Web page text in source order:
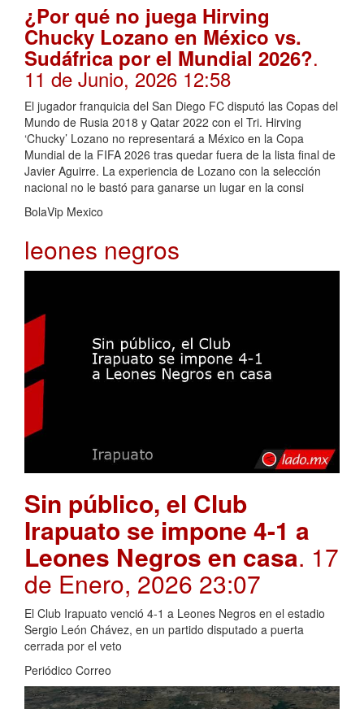
¿Por qué no juega Hirving
Chucky Lozano en México vs.
Sudáfrica por el Mundial 2026?.
11 de Junio, 2026 12:58
El jugador franquicia del San Diego FC disputó las Copas del
Mundo de Rusia 2018 y Qatar 2022 con el Tri. Hirving
‘Chucky’ Lozano no representará a México en la Copa
Mundial de la FIFA 2026 tras quedar fuera de la lista final de
Javier Aguirre. La experiencia de Lozano con la selección
nacional no le bastó para ganarse un lugar en la consi
BolaVip Mexico
leones negros
Sin público, el Club
Irapuato se impone 4-1 a
Leones Negros en casa. 17
de Enero, 2026 23:07
El Club Irapuato venció 4-1 a Leones Negros en el estadio
Sergio León Chávez, en un partido disputado a puerta
cerrada por el veto
Periódico Correo